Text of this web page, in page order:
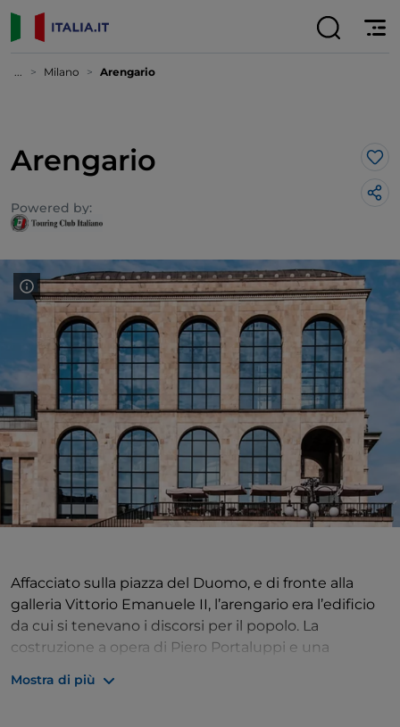
... Milano Arengario
Arengario
Powered by:
Affacciato sulla piazza del Duomo, e di fronte alla
galleria Vittorio Emanuele II, l’arengario era l’edificio
da cui si tenevano i discorsi per il popolo. La
costruzione a opera di Piero Portaluppi e una
a quella dell’edificio gemello. Il progetto si
Mostra di più